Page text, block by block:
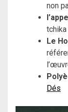
non
Le
Dés